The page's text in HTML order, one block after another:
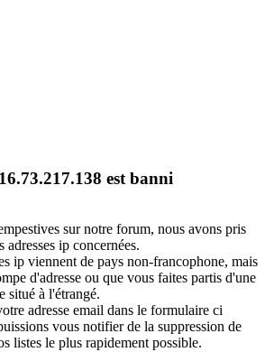
est banni
sur notre forum, nous avons pris
ip concernées.
ip viennent de pays non-francophone, mais
d'adresse ou que vous faites partis d'une
situé à l'étrangé.
adresse email dans le formulaire ci
vous notifier de la suppression de
listes le plus rapidement possible.